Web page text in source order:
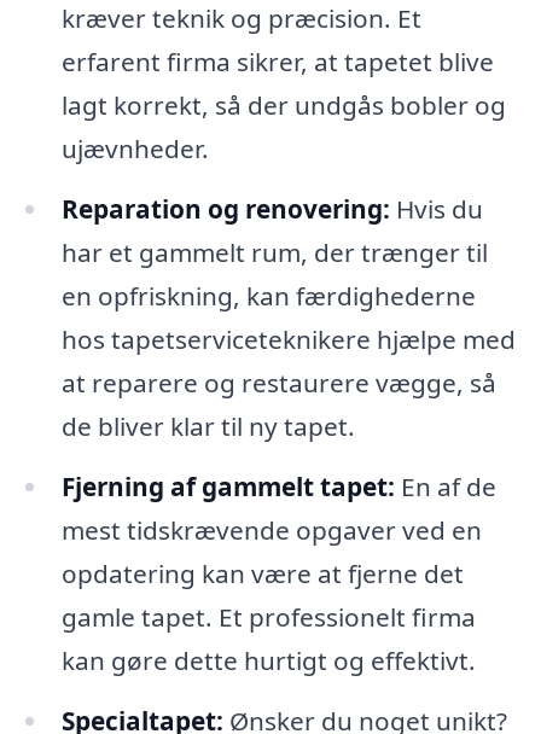
kræver teknik og præcision. Et
erfarent firma sikrer, at tapetet blive
lagt korrekt, så der undgås bobler og
ujævnheder.
Reparation og renovering: Hvis du
har et gammelt rum, der trænger til
en opfriskning, kan færdighederne
hos tapetserviceteknikere hjælpe med
at reparere og restaurere vægge, så
de bliver klar til ny tapet.
Fjerning af gammelt tapet: En af de
mest tidskrævende opgaver ved en
opdatering kan være at fjerne det
gamle tapet. Et professionelt firma
kan gøre dette hurtigt og effektivt.
Specialtapet: Ønsker du noget unikt?